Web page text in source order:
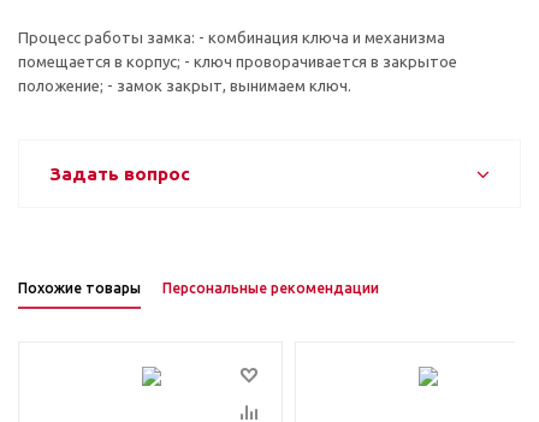
Процесс работы замка: - комбинация ключа и механизма
помещается в корпус; - ключ проворачивается в закрытое
положение; - замок закрыт, вынимаем ключ.
Задать вопрос
Похожие товары Персональные рекомендации